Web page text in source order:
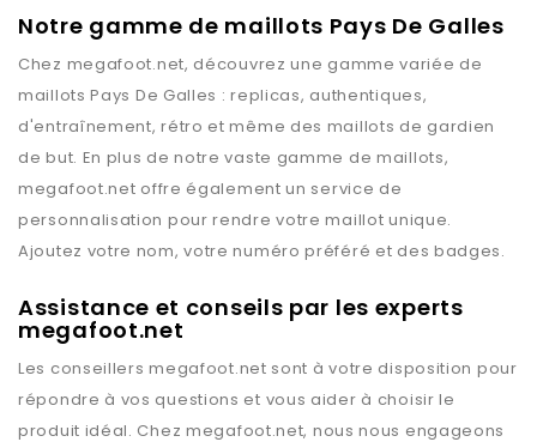
Notre gamme de maillots Pays De Galles
Chez megafoot.net, découvrez une gamme variée de
maillotsPays De Galles : replicas, authentiques,
d'entraînement, rétro et même des maillots de gardien
de but. En plus de notre vaste gamme de maillots,
megafoot.net offre également un service de
personnalisation pour rendre votre maillot unique.
Ajoutez votre nom, votre numéro préféré et des badges.
Assistance et conseils par les experts
megafoot.net
Les conseillersmegafoot.net sont à votre disposition pour
répondre à vos questions et vous aider à choisir le
produit idéal. Chez megafoot.net, nous nous engageons